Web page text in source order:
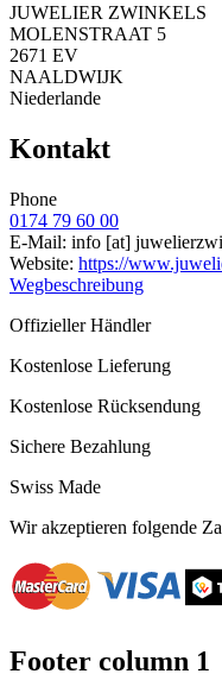
JUWELIER ZWINKELS
MOLENSTRAAT 5
2671 EV
NAALDWIJK
Niederlande
Kontakt
Phone
0174 79 60 00
E-Mail: info [at]
Website: https://
Wegbeschreibung
Offizieller Händler
Kostenlose Lieferung
Kostenlose Rücksendung
Sichere Bezahlung
Swiss Made
Wir akzeptieren folgende
Footer column 1